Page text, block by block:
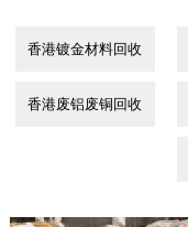
香港镀金材料回收
香港废铝废铜回收